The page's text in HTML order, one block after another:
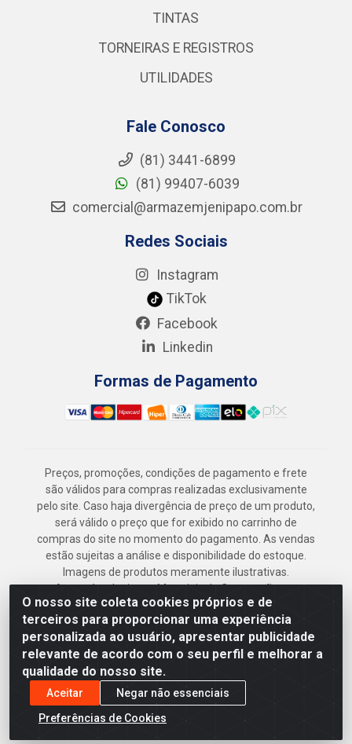
O nosso site coleta cookies próprios e de
terceiros para proporcionar uma experiência
personalizada ao usuário, apresentar publicidade
relevante de acordo com o seu perfil e melhorar a
qualidade do nosso site.
Aceitar
Negar não essenciais
Preferências de Cookies
TINTAS
TORNEIRAS E REGISTROS
UTILIDADES
Fale Conosco
(81) 3441-6899
(81) 99407-6039
comercial@armazemjenipapo.com.br
Redes Sociais
Instagram
TikTok
Facebook
Linkedin
Formas de Pagamento
Preços, promoções, condições de pagamento e frete
são válidos para compras realizadas exclusivamente
pelo site. Caso haja divergência de preço de um produto,
será válido o preço que for exibido no carrinho de
compras do site no momento do pagamento. As vendas
estão sujeitas a análise e disponibilidade do estoque.
Imagens de produtos meramente ilustrativas.
Armazém Jenipapo Materiais de Construção em
Geral LTDA - Rua das Flores, 2691 - Guabiraba,
Recife/PE - CEP 52.291-630 - CNPJ
41.097.379/0001-